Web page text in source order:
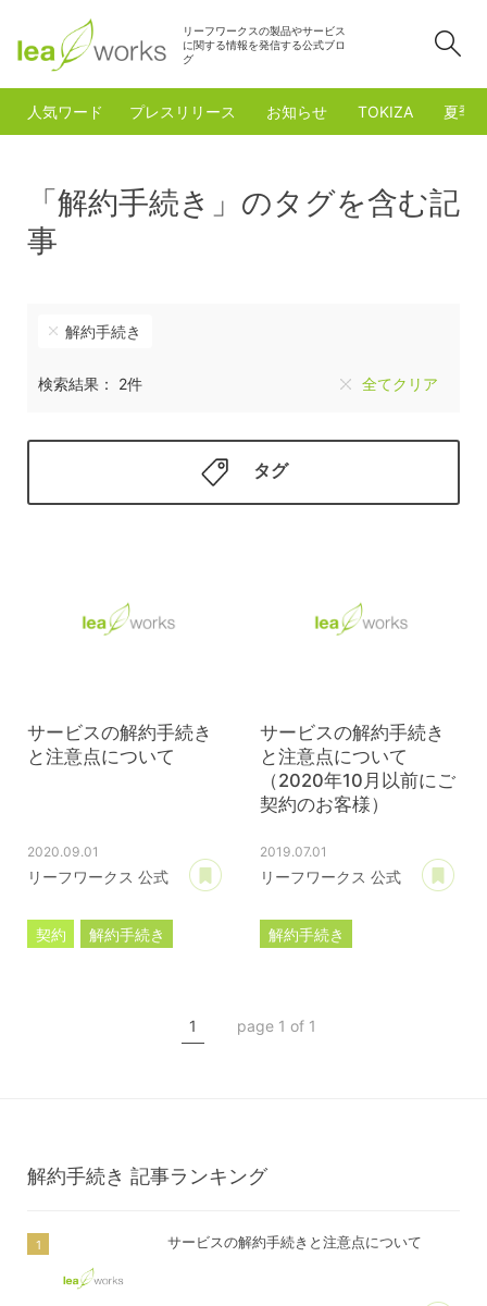
リーフワークスの製品やサービス
に関する情報を発信する公式ブロ
グ
人気ワード プレスリリース お知らせ TOKIZA 夏季
「解約手続き」のタグを含む記
事
解約手続き
検索結果： 2件 全てクリア
タグ
サービスの解約手続き
と注意点について
2020.09.01
リーフワークス 公式
あとで読む
契約
解約手続き
サービスの解約手続き
と注意点について
（2020年10月以前にご
契約のお客様）
2019.07.01
リーフワークス 公式
解約手続き
1 page 1 of 1
解約手続き 記事ランキング
サービスの解約手続きと注意点について